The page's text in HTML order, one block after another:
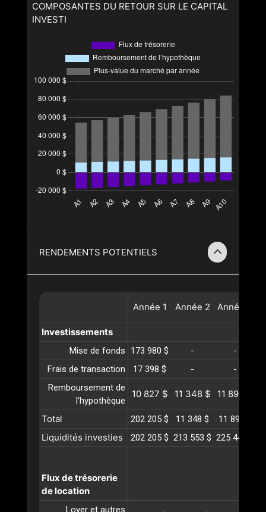
COMPOSANTES DU RETOUR SUR LE CAPITAL
INVESTI
RENDEMENTS POTENTIELS
Année 1 Année 2 Année
Investissements
Mise de fonds 173 980 $ -
-
Frais de transaction
17 398 $ -
-
Remboursement de
l’hypothèque
10 827 $ 11 348 $ 11 893 $
Total 202 205 $ 11 348 $ 11 893 $
Liquidités investies 202 205 $ 213 553 $ 225 447 $
Flux de trésorerie
de location
Loyer et autres